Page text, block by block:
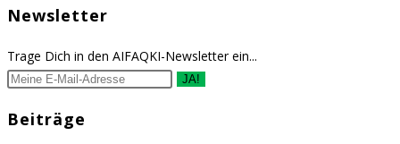
Newsletter
Trage Dich in den AIFAQKI-Newsletter ein...
JA!
Beiträge